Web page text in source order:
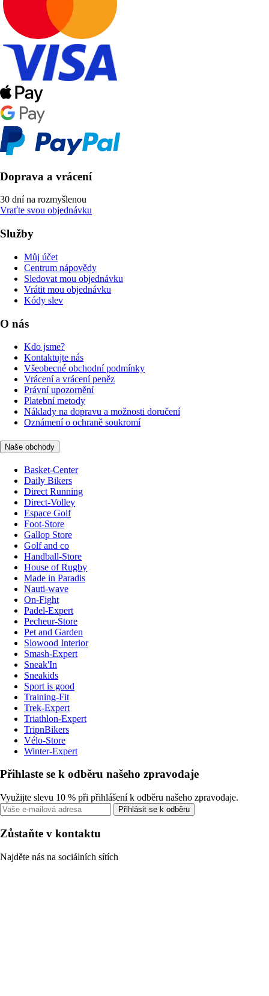
Doprava a vrácení
30 dní na rozmyšlenou
Vraťte svou objednávku
Služby
Můj účet
Centrum nápovědy
Sledovat mou objednávku
Vrátit mou objednávku
Kódy slev
O nás
Kdo jsme?
Kontaktujte nás
Všeobecné obchodní podmínky
Vrácení a vrácení peněz
Právní upozornění
Platební metody
Náklady na dopravu a možnosti doručení
Oznámení o ochraně soukromí
Naše obchody
Basket-Center
Daily Bikers
Direct Running
Direct-Volley
Espace Golf
Foot-Store
Gallop Store
Golf and co
Handball-Store
House of Rugby
Made in Paradis
Nauti-wave
On-Fight
Padel-Expert
Pecheur-Store
Pet and Garden
Slowood Interior
Smash-Expert
Sneak'In
Sneakids
Sport is good
Training-Fit
Trek-Expert
Triathlon-Expert
TripnBikers
Vélo-Store
Winter-Expert
Přihlaste se k odběru našeho zpravodaje
Využijte slevu 10 % při přihlášení k odběru našeho zpravodaje.
Přihlásit se k odběru
Zůstaňte v kontaktu
Najděte nás na sociálních sítích